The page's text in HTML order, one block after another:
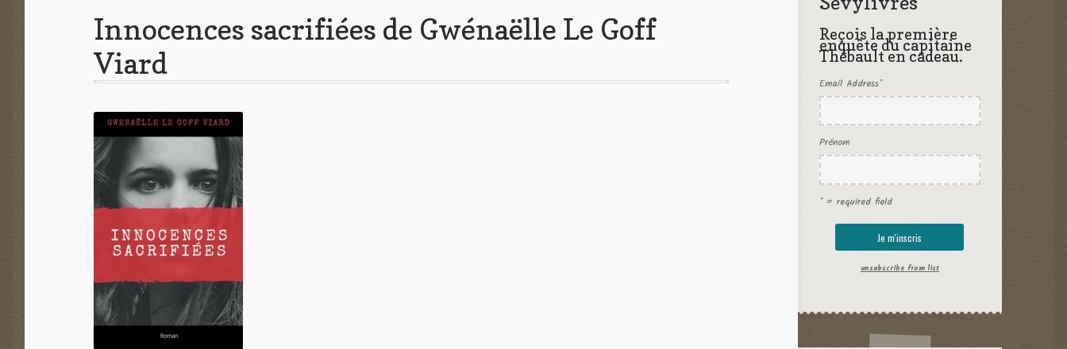
Innocences sacrifiées de Gwénaëlle Le Goff
Viard
Reçois la première
enquête du capitaine
Thébault en cadeau.
Email Address*
Prénom
* = required field
unsubscribe from list